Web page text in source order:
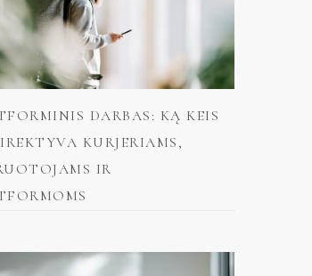
DARBAS: KĄ KEIS
KURJERIAMS,
IR